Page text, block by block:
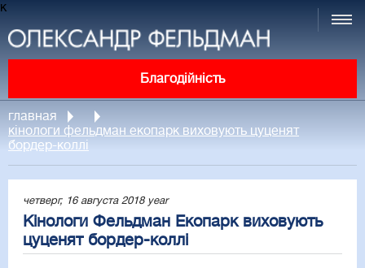
к
Благодійність
главная
кінологи фельдман екопарк виховують цуценят
бордер-коллі
четверг, 16 августа 2018 year
Кінологи Фельдман Екопарк виховують
цуценят бордер-коллі